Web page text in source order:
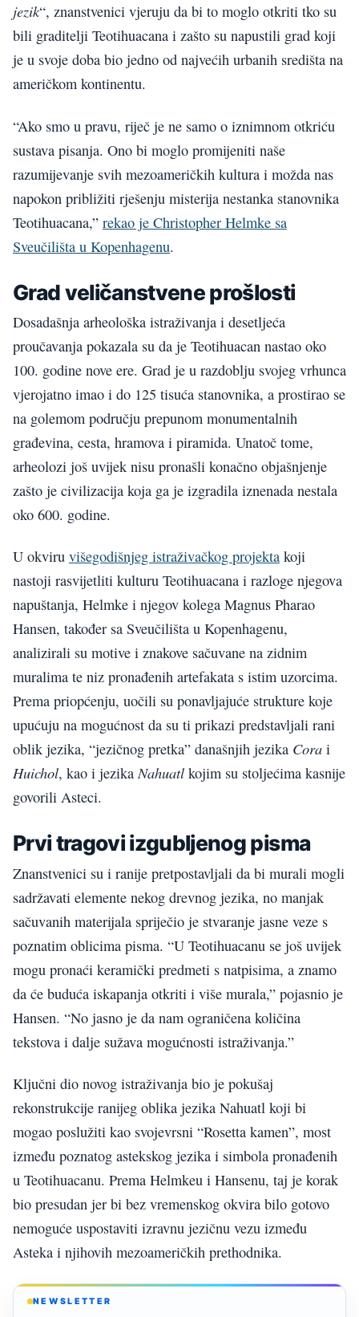
jezik“, znanstvenici vjeruju da bi to moglo otkriti tko su
bili graditelji Teotihuacana i zašto su napustili grad koji
je u svoje doba bio jedno od najvećih urbanih središta na
američkom kontinentu.
“Ako smo u pravu, riječ je ne samo o iznimnom otkriću
sustava pisanja. Ono bi moglo promijeniti naše
razumijevanje svih mezoameričkih kultura i možda nas
napokon približiti rješenju misterija nestanka stanovnika
Teotihuacana,” rekao je Christopher Helmke sa
Sveučilišta u Kopenhagenu.
Grad veličanstvene prošlosti
Dosadašnja arheološka istraživanja i desetljeća
proučavanja pokazala su da je Teotihuacan nastao oko
100. godine nove ere. Grad je u razdoblju svojeg vrhunca
vjerojatno imao i do 125 tisuća stanovnika, a prostirao se
na golemom području prepunom monumentalnih
građevina, cesta, hramova i piramida. Unatoč tome,
arheolozi još uvijek nisu pronašli konačno objašnjenje
zašto je civilizacija koja ga je izgradila iznenada nestala
oko 600. godine.
U okviru višegodišnjeg istraživačkog projekta koji
nastoji rasvijetliti kulturu Teotihuacana i razloge njegova
napuštanja, Helmke i njegov kolega Magnus Pharao
Hansen, također sa Sveučilišta u Kopenhagenu,
analizirali su motive i znakove sačuvane na zidnim
muralima te niz pronađenih artefakata s istim uzorcima.
Prema priopćenju, uočili su ponavljajuće strukture koje
upućuju na mogućnost da su ti prikazi predstavljali rani
oblik jezika, “jezičnog pretka” današnjih jezika Cora i
Huichol, kao i jezikaNahuatl kojim su stoljećima kasnije
govorili Asteci.
Prvi tragovi izgubljenog pisma
Znanstvenici su i ranije pretpostavljali da bi murali mogli
sadržavati elemente nekog drevnog jezika, no manjak
sačuvanih materijala spriječio je stvaranje jasne veze s
poznatim oblicima pisma. “U Teotihuacanu se još uvijek
mogu pronaći keramički predmeti s natpisima, a znamo
da će buduća iskapanja otkriti i više murala,” pojasnio je
Hansen. “No jasno je da nam ograničena količina
tekstova i dalje sužava mogućnosti istraživanja.”
Ključni dio novog istraživanja bio je pokušaj
rekonstrukcije ranijeg oblika jezika Nahuatl koji bi
mogao poslužiti kao svojevrsni “Rosetta kamen”, most
između poznatog astekskog jezika i simbola pronađenih
u Teotihuacanu. Prema Helmkeu i Hansenu, taj je korak
bio presudan jer bi bez vremenskog okvira bilo gotovo
nemoguće uspostaviti izravnu jezičnu vezu između
Asteka i njihovih mezoameričkih prethodnika.
NEWSLETTER